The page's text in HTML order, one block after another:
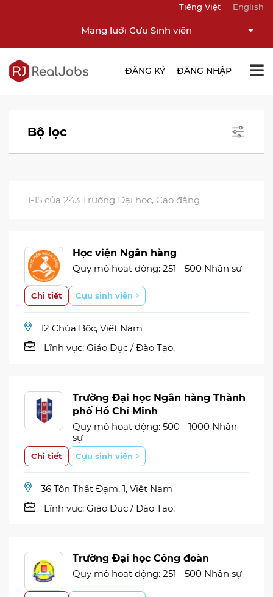
Mạng lưới Cựu Sinh viên
Tiếng Việt English
ĐĂNG KÝ ĐĂNG NHẬP
Bộ lọc
1-15 của 243 Trường Đại học, Cao đẳng
Học viện Ngân hàng
Quy mô hoạt động: 251 - 500 Nhân sự
Chi tiết Cựu sinh viên
12 Chùa Bộc, Việt Nam
Lĩnh vực: Giáo Dục / Đào Tạo.
Trường Đại học Ngân hàng Thành
phố Hồ Chí Minh
Quy mô hoạt động: 500 - 1000 Nhân
sự
Chi tiết Cựu sinh viên
36 Tôn Thất Đạm, 1, Việt Nam
Lĩnh vực: Giáo Dục / Đào Tạo.
Trường Đại học Công đoàn
Quy mô hoạt động: 251 - 500 Nhân sự